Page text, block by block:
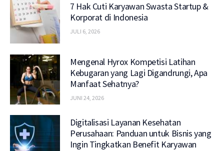
7 Hak Cuti Karyawan Swasta Startup &
Korporat di Indonesia
JULI 6, 2026
Mengenal Hyrox Kompetisi Latihan
Kebugaran yang Lagi Digandrungi, Apa
Manfaat Sehatnya?
JUNI 24, 2026
Digitalisasi Layanan Kesehatan
Perusahaan: Panduan untuk Bisnis yang
Ingin Tingkatkan Benefit Karyawan